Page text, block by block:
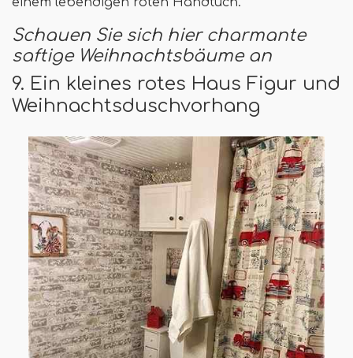
Schauen Sie sich hier charmante
saftige Weihnachtsbäume an
9. Ein kleines rotes Haus Figur und
Weihnachtsduschvorhang